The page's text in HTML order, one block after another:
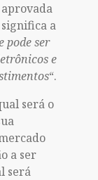
significa a
pode ser
e
“.
será o
a ser
será